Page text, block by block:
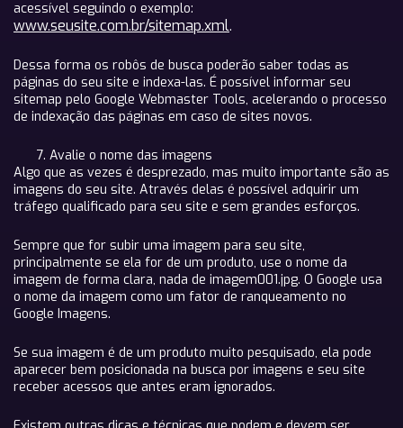
acessível seguindo o exemplo:
www.seusite.com.br/sitemap.xml.
Dessa forma os robôs de busca poderão saber todas as
páginas do seu site e indexa-las. É possível informar seu
sitemap pelo Google Webmaster Tools, acelerando o processo
de indexação das páginas em caso de sites novos.
Avalie o nome das imagens
Algo que as vezes é desprezado, mas muito importante são as
imagens do seu site. Através delas é possível adquirir um
tráfego qualificado para seu site e sem grandes esforços.
Sempre que for subir uma imagem para seu site,
principalmente se ela for de um produto, use o nome da
imagem de forma clara, nada de imagem001.jpg. O Google usa
o nome da imagem como um fator de ranqueamento no
Google Imagens.
Se sua imagem é de um produto muito pesquisado, ela pode
aparecer bem posicionada na busca por imagens e seu site
receber acessos que antes eram ignorados.